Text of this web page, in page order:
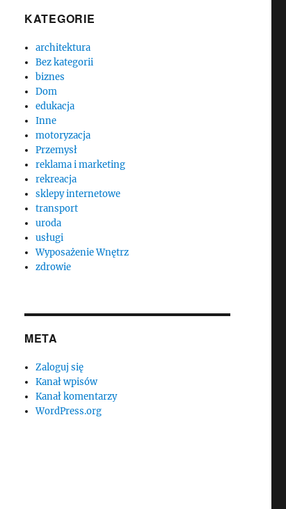
KATEGORIE
architektura
Bez kategorii
biznes
Dom
edukacja
Inne
motoryzacja
Przemysł
reklama i marketing
rekreacja
sklepy internetowe
transport
uroda
usługi
Wyposażenie Wnętrz
zdrowie
META
Zaloguj się
Kanał wpisów
Kanał komentarzy
WordPress.org